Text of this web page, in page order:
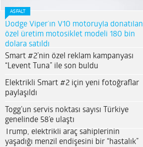
ASFALT
Dodge Viper’ın V10 motoruyla donatılan
özel üretim motosiklet modeli 180 bin
dolara satıldı
Smart #2’nin özel reklam kampanyası
“Levent Tuna” ile son buldu
Elektrikli Smart #2 için yeni fotoğraflar
paylaşıldı
Togg’un servis noktası sayısı Türkiye
genelinde 58’e ulaştı
Trump, elektrikli araç sahiplerinin
yaşadığı menzil endişesini bir “hastalık”